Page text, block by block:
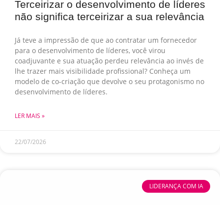
Terceirizar o desenvolvimento de líderes
não significa terceirizar a sua relevância
Já teve a impressão de que ao contratar um fornecedor
para o desenvolvimento de líderes, você virou
coadjuvante e sua atuação perdeu relevância ao invés de
lhe trazer mais visibilidade profissional? Conheça um
modelo de co-criação que devolve o seu protagonismo no
desenvolvimento de líderes.
LER MAIS »
22/07/2026
LIDERANÇA COM IA